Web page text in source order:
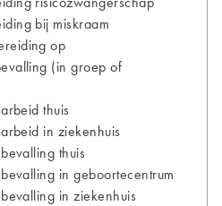
bij miskraam
op
(in groep of
thuis
in ziekenhuis
thuis
in geboortecentrum
in ziekenhuis